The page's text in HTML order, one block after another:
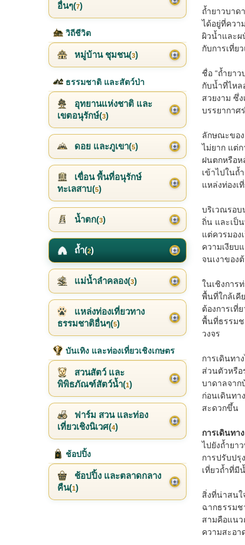
ถ้ำยาวบาด
ได้อยู่ที่ควา
ผิวน้ำและผ
กับการเที่ย
ชื่อ “ถ้ำยา
กับน้ำที่ไห
สวยงาม ซึ่
บรรยากาศ
ลักษณะของ
ไม่ยาก แต่
ฝนตกหรือห
เข้าไปในถ้
แหล่งท่องเ
บริเวณรอบ
ถิ่น และเป็
แต่ควรมอง
ความเงียบ
จนเงาของ
ในเชิงการ
พื้นที่ใกล้เคี
ต้องการเที่
พื้นที่ธรรมช
วงจร
การเดินทา
ส่วนตัวหรือ
บาดาลจาก
ก่อนเดินทา
สะดวกขึ้น
การเดินทาง
ไปยังถ้ำยา
การปรับปรุ
เที่ยวถ้ำที่มี
สิ่งที่น่าสน
ฉากธรรมช
สามคือแนว
ความสะอา
อื่นๆ(7)
วิถีชีวิต
หมู่บ้าน ชุมชน(3)
ธรรมชาติ และสัตว์ป่า
อุทยานแห่งชาติ และ
เขตอนุรักษ์(3)
ดอย และภูเขา(5)
เขื่อน พื้นที่อนุรักษ์
ทะเลสาบ(5)
น้ำตก(3)
ถ้ำ(2)
แม่น้ำลำคลอง(3)
แหล่งท่องเที่ยวทาง
ธรรมชาติอื่นๆ(5)
บันเทิง และท่องเที่ยวเชิงเกษตร
สวนสัตว์ และ
พิพิธภัณฑ์สัตว์น้ำ(1)
ฟาร์ม สวน และท่อง
เที่ยวเชิงนิเวศ(4)
ช้อปปิ้ง
ช้อปปิ้ง และตลาดกลาง
คืน(1)